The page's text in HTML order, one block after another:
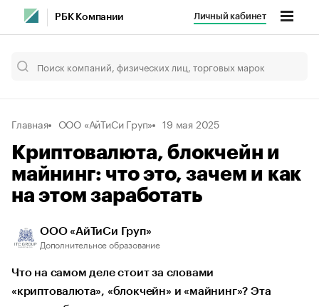
РБК Компании Личный кабинет
Главная ООО «АйТиСи Груп» 19 мая 2025
Криптовалюта, блокчейн и
майнинг: что это, зачем и как
на этом заработать
ООО «АйТиСи Груп»
Дополнительное образование
Что на самом деле стоит за словами
«криптовалюта», «блокчейн» и «майнинг»? Эта